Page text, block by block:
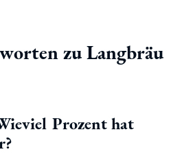
zu Langbräu
Prozent hat